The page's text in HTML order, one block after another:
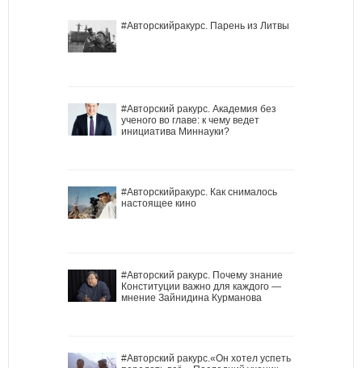
#Авторскийракурс. Парень из Литвы
#Авторский ракурс. Академия без
ученого во главе: к чему ведет
инициатива Миннауки?
#Авторскийракурс. Как снималось
настоящее кино
#Авторский ракурс. Почему знание
Конституции важно для каждого —
мнение Зайнидина Курманова
#Авторский ракурс.«Он хотел успеть